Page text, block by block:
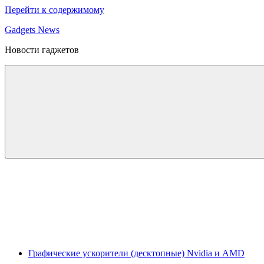
Перейти к содержимому
Gadgets News
Новости гаджетов
Графические ускорители (десктопные) Nvidia и AMD